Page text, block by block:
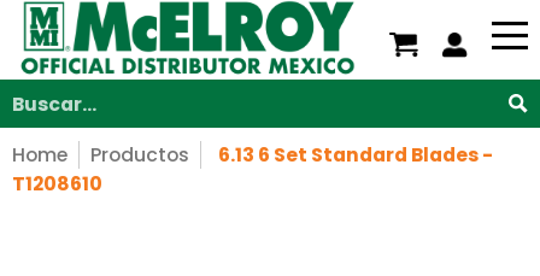
Saltar al contenido principal
Nosotros Servicios Productos Soporte
Buscar...
Home Productos
6.13 6 Set Standard Blades -
T1208610